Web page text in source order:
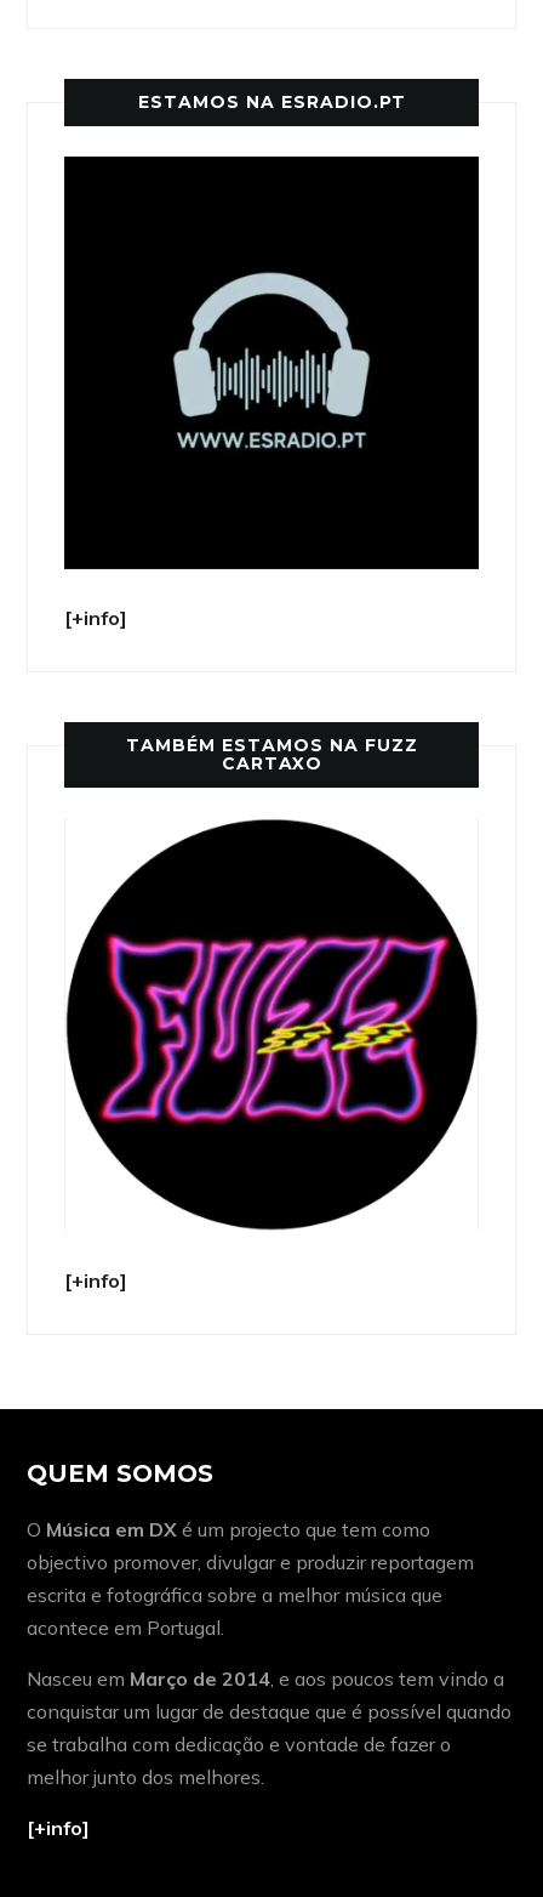
ESTAMOS NA ESRADIO.PT
[+info]
TAMBÉM ESTAMOS NA FUZZ
CARTAXO
[+info]
QUEM SOMOS
O Música em DX é um projecto que tem como
objectivo promover, divulgar e produzir reportagem
escrita e fotográfica sobre a melhor música que
acontece em Portugal.
Nasceu em Março de 2014, e aos poucos tem vindo a
conquistar um lugar de destaque que é possível quando
se trabalha com dedicação e vontade de fazer o
melhor junto dos melhores.
[+info]